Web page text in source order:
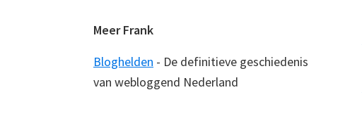
Meer Frank
Bloghelden - De definitieve geschiedenis
van webloggend Nederland